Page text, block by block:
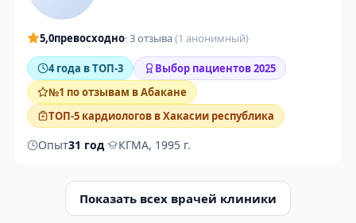
5,0превосходно· 3 отзыва(1 анонимный)
4 года в ТОП-3
Выбор пациентов 2025
№1 по отзывам в Абакане
ТОП-5 кардиологов в Хакасии республика
Опыт31 год· КГМА, 1995 г.
Показать всех врачей клиники